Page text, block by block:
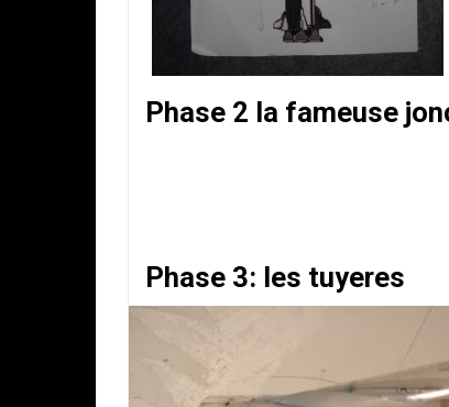
Phase 2 la fameuse
Phase 3: les tuyeres